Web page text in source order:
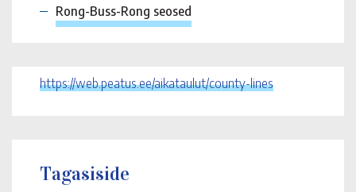
Rong-Buss-Rong seosed
https://web.peatus.ee/aikataulut/county-lines
Tagasiside